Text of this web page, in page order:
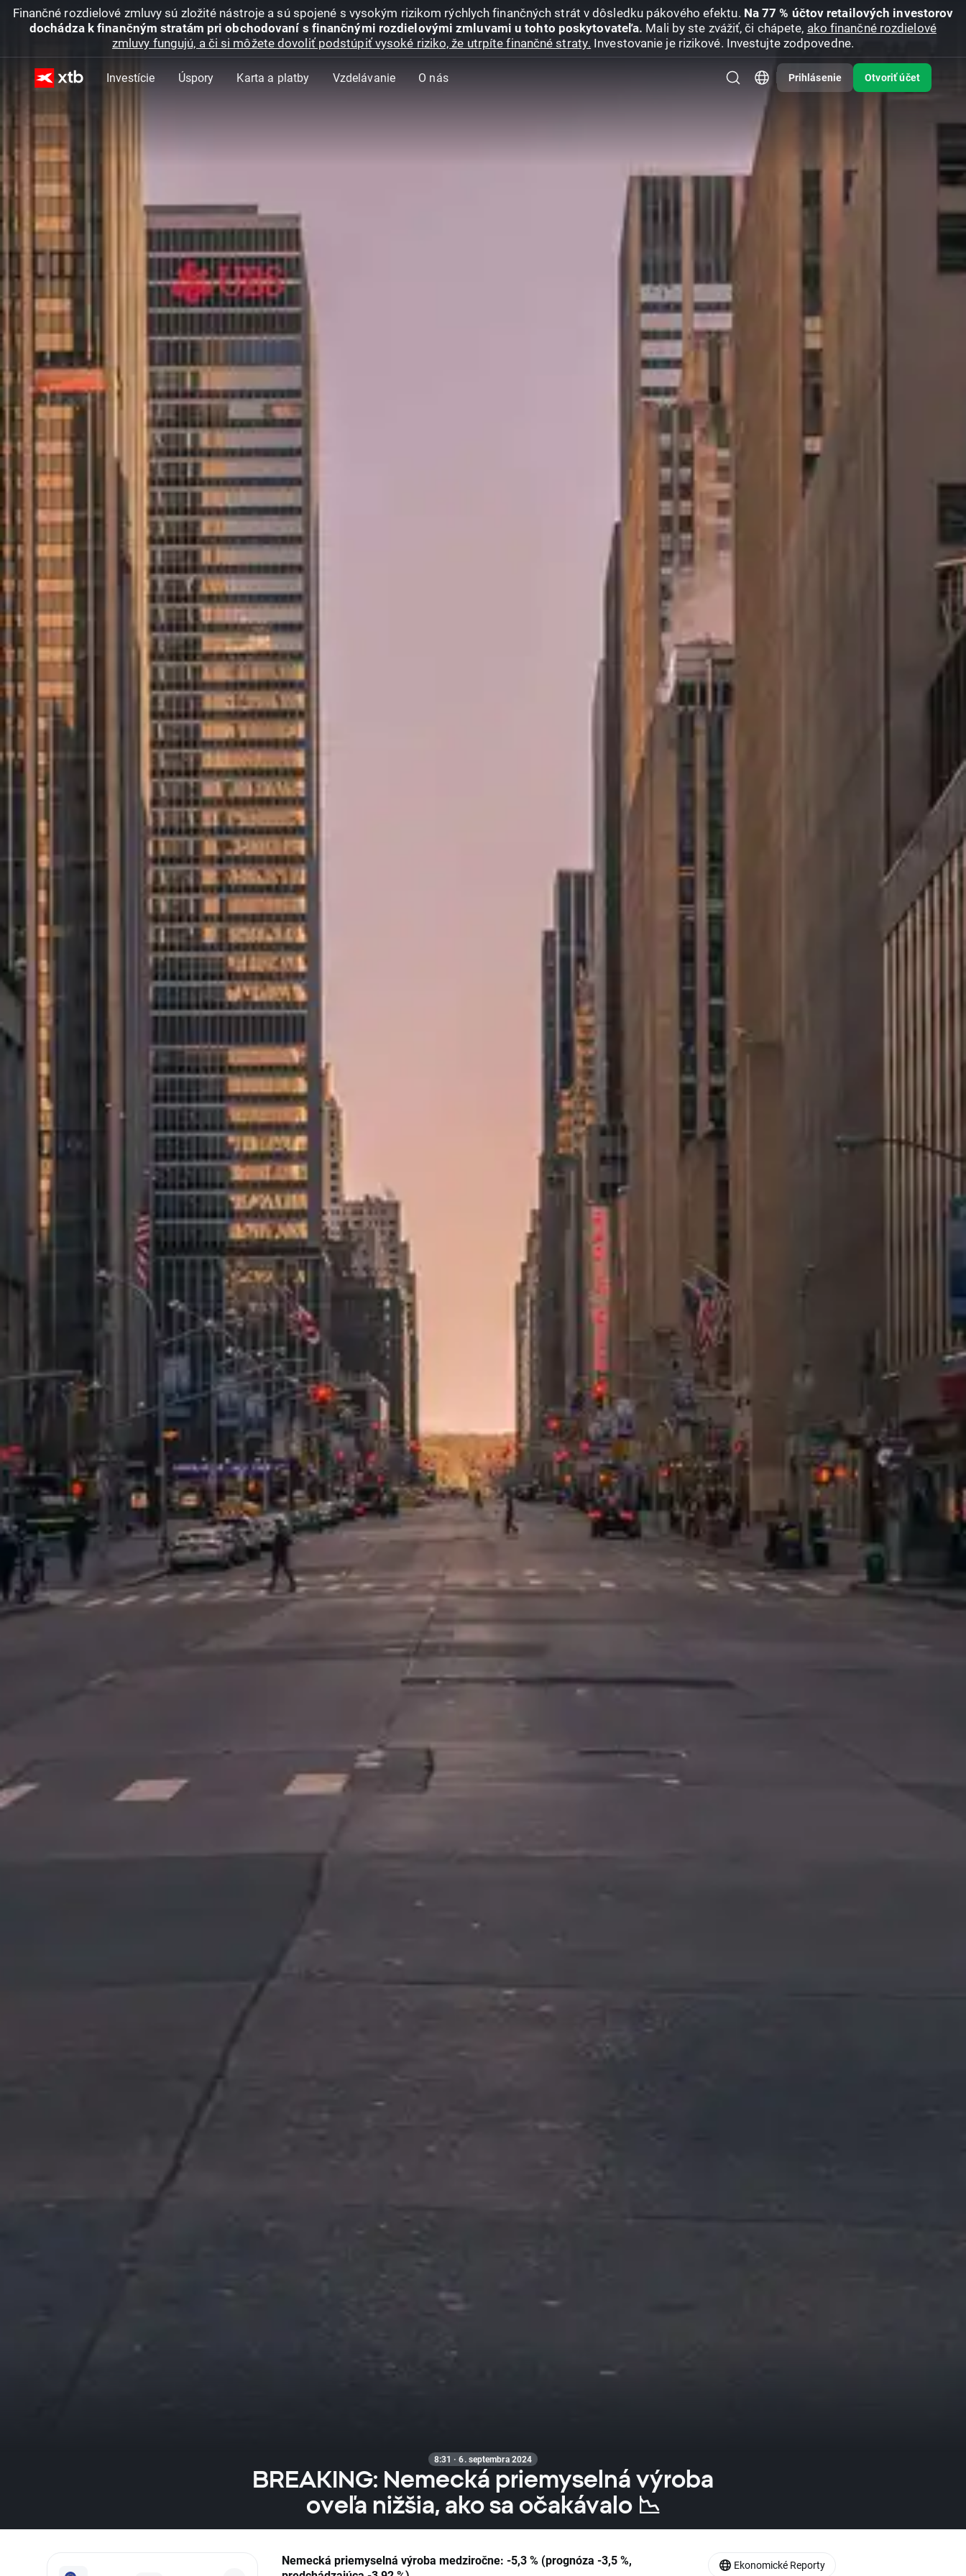
Finančné rozdielové zmluvy sú zložité nástroje a sú spojené s vysokým rizikom rýchlych finančných strát v dôsledku pákového efektu. Na 77 % účtov retailových investorov
dochádza k finančným stratám pri obchodovaní s finančnými rozdielovými zmluvami u tohto poskytovateľa. Mali by ste zvážiť, či chápete, ako finančné rozdielové
zmluvy fungujú, a či si môžete dovoliť podstúpiť vysoké riziko, že utrpíte finančné straty. Investovanie je rizikové. Investujte zodpovedne.
Investície Úspory Karta a platby Vzdelávanie O nás Prihlásenie Otvoriť účet
8:31 · 6. septembra 2024
BREAKING: Nemecká priemyselná výroba
oveľa nižšia, ako sa očakávalo 📉
Nemecká priemyselná výroba medziročne: -5,3 % (prognóza -3,5 %,
Ekonomické Reporty